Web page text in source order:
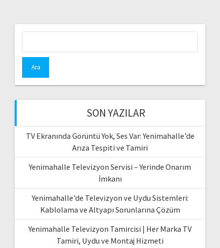
SON YAZILAR
TV Ekranında Görüntü Yok, Ses Var: Yenimahalle’de
Arıza Tespiti ve Tamiri
Yenimahalle Televizyon Servisi – Yerinde Onarım
İmkanı
Yenimahalle’de Televizyon ve Uydu Sistemleri:
Kablolama ve Altyapı Sorunlarına Çözüm
Yenimahalle Televizyon Tamircisi | Her Marka TV
Tamiri, Uydu ve Montaj Hizmeti